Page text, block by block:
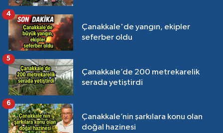
Çanakkale'de yangın, ekipler
seferber oldu
4
Çanakkale’de 200 metrekarelik
serada yetiştirdi
5
Çanakkale’nin şarkılara konu olan
doğal hazinesi
6